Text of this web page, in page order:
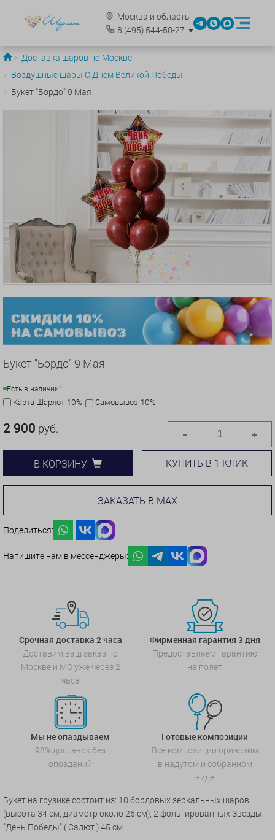
Москва и область
8 (495)544-50-27
Доставка шаров по Москве
Воздушные шары С Днем Великой Победы
Букет "Бордо" 9 Мая
Букет "Бордо" 9 Мая
Есть в наличии1
Карта Шарлот-10% Самовывоз-10%
2 900 руб.
В КОРЗИНУ КУПИТЬ В 1 КЛИК
ЗАКАЗАТЬ В MAX
Поделиться:
Напишите нам в мессенджеры:
Срочная доставка 2 часа
Доставим ваш заказ по
Москве и МО уже через 2
часа
Фирменная гарантия 3 дня
Предоставляем гарантию
на полет
Мы не опаздываем
98% доставок без
опозданий
Готовые композиции
Все композиции привозим
в надутом и собранном
виде
Букет на грузике состоит из: 10 бордовых зеркальных шаров
(высота 34 см, диаметр около 26 см), 2 фольгированныхЗвезды
"День Победы" ( Салют ) 45 см